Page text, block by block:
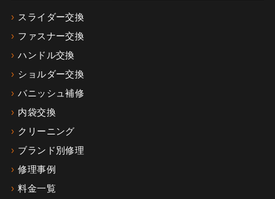
スライダー交換
ファスナー交換
ハンドル交換
ショルダー交換
バニッシュ補修
内袋交換
クリーニング
ブランド別修理
修理事例
料金一覧